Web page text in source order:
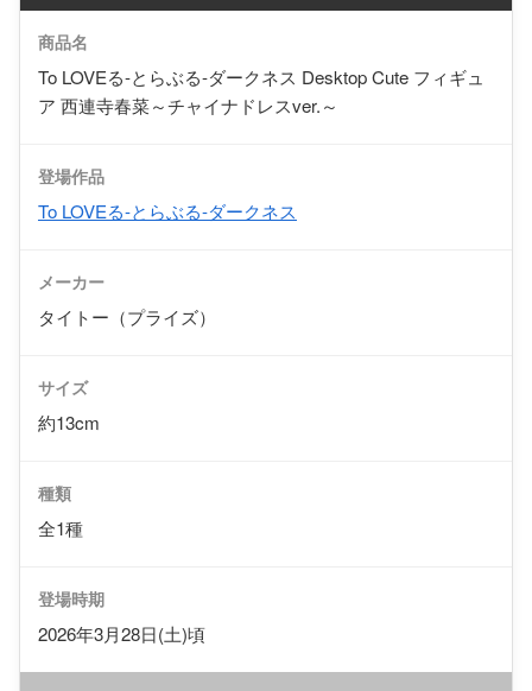
商品名
To LOVEる-とらぶる-ダークネス Desktop Cute フィギュ
ア 西連寺春菜～チャイナドレスver.～
登場作品
To LOVEる-とらぶる-ダークネス
メーカー
タイトー（プライズ）
サイズ
約13cm
種類
全1種
登場時期
2026年3月28日(土)頃